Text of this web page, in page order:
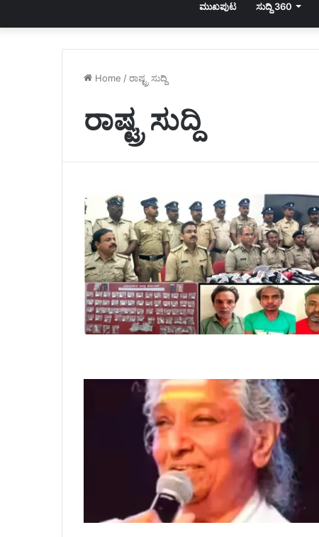
ಮುಖಪುಟ ಸುದ್ದಿ 360
Home /ರಾಷ್ಟ್ರ ಸುದ್ದಿ
ರಾಷ್ಟ್ರ ಸುದ್ದಿ